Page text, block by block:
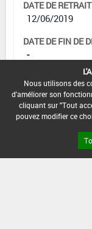
DATE DE
12/06/2019
DATE DE FIN DE
-
DATE DE FIN
-
Nous utilisons des
d'améliorer son
cliquant sur "Tout
pouvez modifier ce